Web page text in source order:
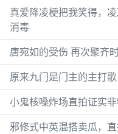
真爱降凌梗把我笑得，
消毒
唐宛如的受伤 再次聚齐
原来九门是门主的主打歌
小鬼核嗓炸场直拍证实
邪修式中英混搭卖瓜，